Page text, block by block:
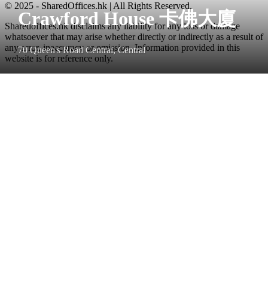
Crawford House 卡佛大廈
70 Queen's Road Central, Central
© 2025 - SharedOffices.hk | All Rights Reserved.
Sharedoffices.hk disclaims any liability for any loss or damage
whatsoever that may arise whether directly or indirectly as a result of
any error, inaccuracy or omission. Information provided in this
website is for reference only.